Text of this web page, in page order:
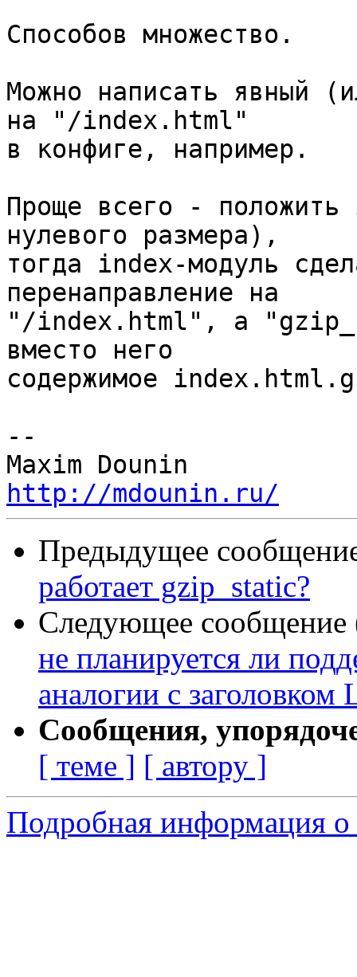
Способов множество.
Можно написать явный
на "/index.html"
в конфиге, например.
Проще всего -
нулевого размера),
тогда index-модуль
перенаправление на
"/index.html", а
вместо него
содержимое
--
http://mdounin.ru/
Предыдущее
работает gzip_static?
Следующее сообщение
не планируется ли
аналогии с заголовком
Сообщения,
[ теме ] [ автору ]
Подробная информация